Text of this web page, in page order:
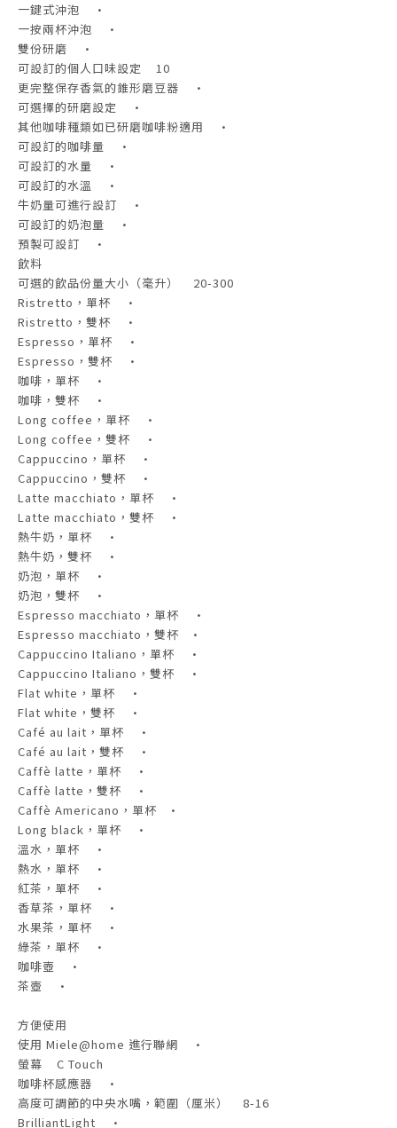
一鍵式沖泡 •
一按兩杯沖泡 •
雙份研磨 •
可設訂的個人口味設定 10
更完整保存香氣的錐形磨豆器 •
可選擇的研磨設定 •
其他咖啡種類如已研磨咖啡粉適用 •
可設訂的咖啡量 •
可設訂的水量 •
可設訂的水溫 •
牛奶量可進行設訂 •
可設訂的奶泡量 •
預製可設訂 •
飲料
可選的飲品份量大小（毫升） 20-300
Ristretto，單杯 •
Ristretto，雙杯 •
Espresso，單杯 •
Espresso，雙杯 •
咖啡，單杯 •
咖啡，雙杯 •
Long coffee，單杯 •
Long coffee，雙杯 •
Cappuccino，單杯 •
Cappuccino，雙杯 •
Latte macchiato，單杯 •
Latte macchiato，雙杯 •
熱牛奶，單杯 •
熱牛奶，雙杯 •
奶泡，單杯 •
奶泡，雙杯 •
Espresso macchiato，單杯 •
Espresso macchiato，雙杯 •
Cappuccino Italiano，單杯 •
Cappuccino Italiano，雙杯 •
Flat white，單杯 •
Flat white，雙杯 •
Café au lait，單杯 •
Café au lait，雙杯 •
Caffè latte，單杯 •
Caffè latte，雙杯 •
Caffè Americano，單杯 •
Long black，單杯 •
溫水，單杯 •
熱水，單杯 •
紅茶，單杯 •
香草茶，單杯 •
水果茶，單杯 •
綠茶，單杯 •
咖啡壺 •
茶壺 •
方便使用
使用 Miele@home 進行聯網 •
螢幕 C Touch
咖啡杯感應器 •
高度可調節的中央水嘴，範圍（厘米） 8-16
BrilliantLight •